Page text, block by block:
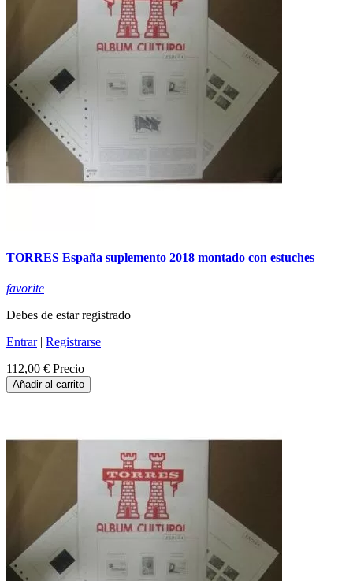
TORRES España suplemento 2018 montado con estuches
favorite
Debes de estar registrado
Entrar| Registrarse
112,00 € Precio
Añadir al carrito